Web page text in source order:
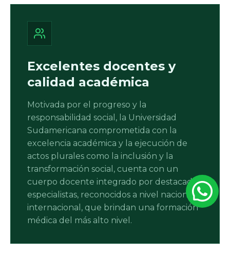
Excelentes docentes y
calidad académica
Motivada por el progreso y la
responsabilidad social, la Universidad
Sudamericana comprometida con la
excelencia académica y la ejecución de
actos plurales como la inclusión y la
transformación social, cuenta con un
cuerpo docente integrado por destacados
especialistas, reconocidos a nivel nacional e
internacional, que brindan una formación
médica del más alto nivel.